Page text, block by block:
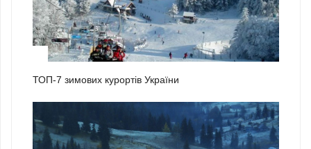
ТОП-7 зимових курортів України